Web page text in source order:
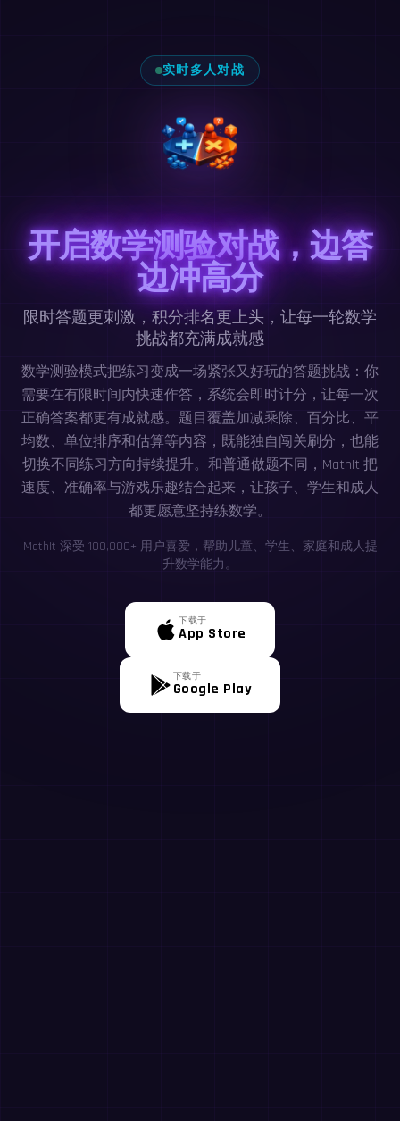
实时多人对战
开启数学测验对战，边答
边冲高分
限时答题更刺激，积分排名更上头，让每一轮数学
挑战都充满成就感
数学测验模式把练习变成一场紧张又好玩的答题挑战：你
需要在有限时间内快速作答，系统会即时计分，让每一次
正确答案都更有成就感。题目覆盖加减乘除、百分比、平
均数、单位排序和估算等内容，既能独自闯关刷分，也能
切换不同练习方向持续提升。和普通做题不同，MathIt 把
速度、准确率与游戏乐趣结合起来，让孩子、学生和成人
都更愿意坚持练数学。
MathIt 深受 100,000+ 用户喜爱，帮助儿童、学生、家庭和成人提
升数学能力。
下载于
App Store
下载于
Google Play